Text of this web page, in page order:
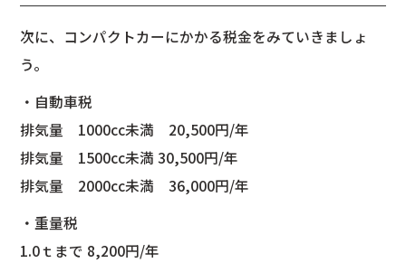
次に、コンパクトカーにかかる税金をみていきましょ
う。
・自動車税
排気量 1000cc未満 20,500円/年
排気量 1500cc未満 30,500円/年
排気量 2000cc未満 36,000円/年
・重量税
1.0ｔまで 8,200円/年